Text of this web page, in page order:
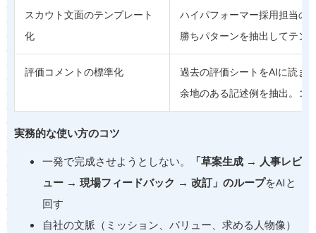
スカウト文面のテンプレート
化
ハイパフォーマー採用担当の
勝ちパターンを抽出してテン
評価コメントの標準化
過去の評価シートをAIに読ま
余地のある記述例を抽出。コ
実務的な使い方のコツ
一発で完成させようとしない。
「草案生成 → 人事レビ
ュー → 現場フィードバック → 改訂」のループをAIと
回す
自社の文脈（ミッション、バリュー、求める人物像）